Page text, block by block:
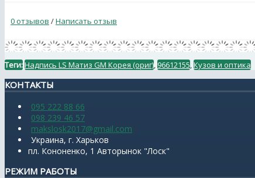
0 отзывов /Написать отзыв
Теги:Надпись LS Матиз GM Корея (ориг), 96612155,Кузов и оптика
КОНТАКТЫ
095 222 88 66
098 239 46 57
makslosk2017@gmail.com
Украина, г. Харьков
пл. Кононенко, 1 Авторынок "Лоск"
РЕЖИМ РАБОТЫ